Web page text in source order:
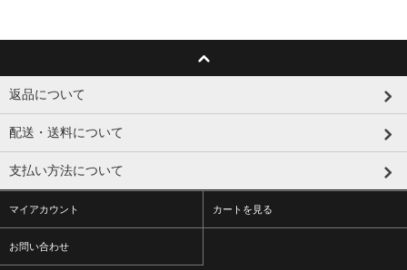
返品について
配送・送料について
支払い方法について
マイアカウント カートを見る
お問い合わせ